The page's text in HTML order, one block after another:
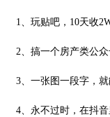
1、玩贴吧，10天收
2、搞一个房产类公
3、一张图一段字，
4、永不过时，在抖